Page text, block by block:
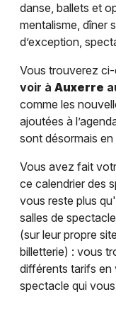
danse, ballets et
mentalisme, dîner
d’exception,
Vous trouverez
voir à Auxerre
comme les
ajoutées à
sont désormais
Vous avez fait
ce calendrier des
vous reste plus
salles de
(sur leur propre
billetterie) : vous
différents tarifs en
spectacle qui